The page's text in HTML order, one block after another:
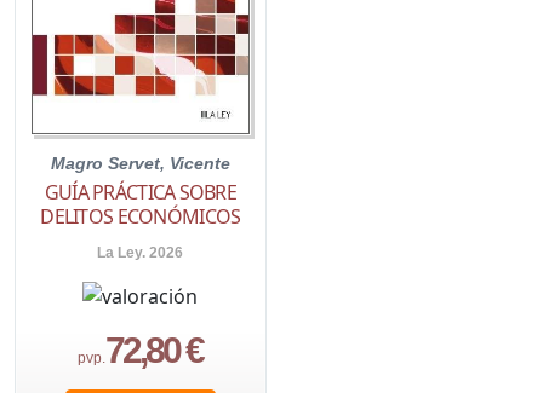
Magro Servet, Vicente
GUÍA PRÁCTICA SOBRE
DELITOS ECONÓMICOS
La Ley. 2026
pvp.72,80 €